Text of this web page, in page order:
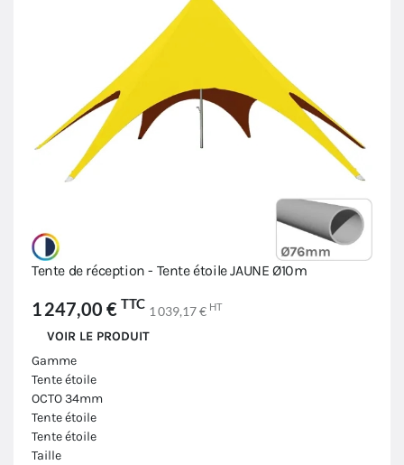
Tente de réception - Tente étoile JAUNE Ø10m
1 247,00 € TTC 1 039,17 € HT
VOIR LE PRODUIT
Gamme
Tente étoile
OCTO 34mm
Tente étoile
Tente étoile
Taille